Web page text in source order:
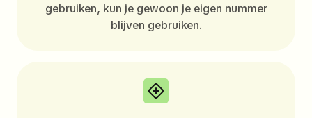
gebruiken, kun je gewoon je eigen nummer
blijven gebruiken.